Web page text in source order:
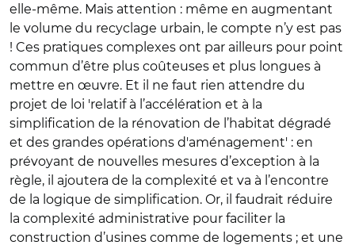
elle-même. Mais attention : même en augmentant
le volume du recyclage urbain, le compte n’y est pas
! Ces pratiques complexes ont par ailleurs pour point
commun d’être plus coûteuses et plus longues à
mettre en œuvre. Et il ne faut rien attendre du
projet de loi 'relatif à l’accélération et à la
simplification de la rénovation de l’habitat dégradé
et des grandes opérations d'aménagement' : en
prévoyant de nouvelles mesures d’exception à la
règle, il ajoutera de la complexité et va à l’encontre
de la logique de simplification. Or, il faudrait réduire
la complexité administrative pour faciliter la
construction d’usines comme de logements ; et une